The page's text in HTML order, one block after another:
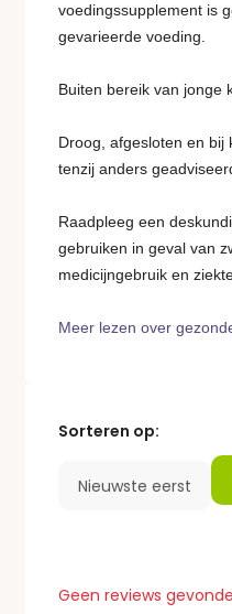
voedingssupplement is
gevarieerde voeding.
Buiten bereik van jonge
Droog, afgesloten en bij
tenzij anders
Raadpleeg een
gebruiken in geval van
medicijngebruik en
Meer lezen over
Sorteren op:
Geen reviews